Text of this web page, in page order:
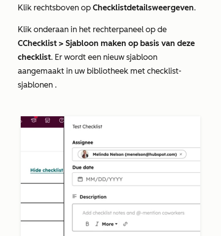
Klik rechtsboven op Checklistdetailsweergeven.
Klik onderaan in het rechterpaneel op de
CChecklist > Sjabloon maken op basis van deze
checklist. Er wordt een nieuw sjabloon
aangemaakt in uw bibliotheek met checklist-
sjablonen .